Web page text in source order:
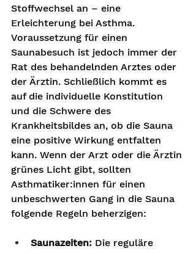
Stoffwechsel an – eine
Erleichterung bei Asthma.
Voraussetzung für einen
Saunabesuch ist jedoch immer der
Rat des behandelnden Arztes oder
der Ärztin. Schließlich kommt es
auf die individuelle Konstitution
und die Schwere des
Krankheitsbildes an, ob die Sauna
eine positive Wirkung entfalten
kann. Wenn der Arzt oder die Ärztin
grünes Licht gibt, sollten
Asthmatiker:innen für einen
unbeschwerten Gang in die Sauna
folgende Regeln beherzigen:
Saunazeiten: Die reguläre